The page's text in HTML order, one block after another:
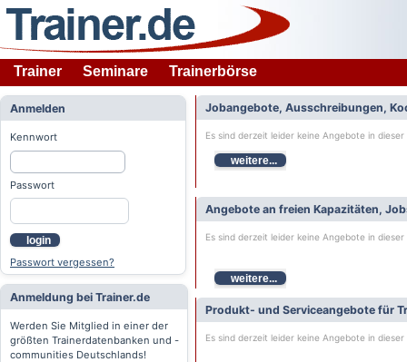
Trainer Seminare Trainerbörse
Anmelden
Kennwort
Passwort
login
Passwort vergessen?
Anmeldung bei Trainer.de
Werden Sie Mitglied in einer der
größten Trainerdatenbanken und -
communities Deutschlands!
Jobangebote, Ausschreibungen,
Es sind derzeit leider keine Angebote in
weitere...
Angebote an freien Kapazitäten,
Es sind derzeit leider keine Angebote in
weitere...
Produkt- und Serviceangebote für
Es sind derzeit leider keine Angebote in